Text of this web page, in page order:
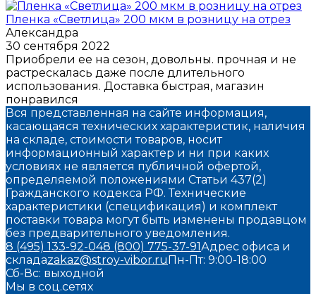
Пленка «Светлица» 200 мкм в розницу на отрез
Александра
30 сентября 2022
Приобрели ее на сезон, довольны. прочная и не
растрескалась даже после длительного
использования. Доставка быстрая, магазин
понравился
Вся представленная на сайте информация,
касающаяся технических характеристик, наличия
на складе, стоимости товаров, носит
информационный характер и ни при каких
условиях не является публичной офертой,
определяемой положениями Статьи 437(2)
Гражданского кодекса РФ. Технические
характеристики (спецификация) и комплект
поставки товара могут быть изменены продавцом
без предварительного уведомления.
8 (495) 133-92-048 (800) 775-37-91Адрес офиса и
складаzakaz@stroy-vibor.ruПн-Пт: 9:00-18:00
Сб-Вс: выходной
Мы в соц.сетях